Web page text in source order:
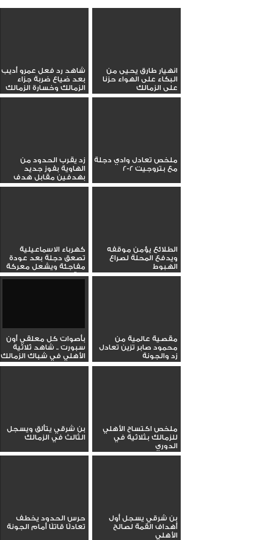
انهيار طارق يحيى من
البكاء على الهواء حزنا
على الزمالك
شاهد رد فعل عمرو أديب
بعد ضياع ضربة جزاء
الزمالك وخسارة الزمالك
ملخص تعادل وادي دجلة
مع بتروجيت 2-2
زد يقرب الحدود من
الهاوية بفوز جديد
بهدفين مقابل هدف
الطلائع يؤمن موقفه
ويدفع المحلة لصراع
الهبوط
كهرباء الاسماعيلية
تصعق دجلة بعد عودة
مفاجئة ويشعل معركة
البقاء
مقصية عالمية من
محمود صابر تزين تعادل
زد والجونة
بأصوات كل معلقي أون
سبورت .. شاهد ثلاثية
الأهلي في شباك الزمالك
ملخص اكتساح الأهلي
للزمالك بثلاثية في
الدوري
بن شرقي يتألق ويسجل
الثالث في الزمالك
بن شرقي يسجل أول
أهداف القمة لصالح
الأهلي
حرس الحدود يخطف
تعادلًا قاتلًا أمام الجونة